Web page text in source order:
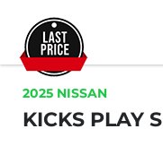
2025 NISSAN
KICKS PLAY S